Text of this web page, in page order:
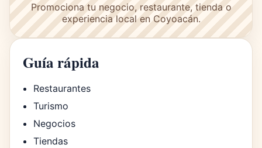
Promociona tu negocio, restaurante, tienda o
experiencia local en Coyoacán.
Guía rápida
Restaurantes
Turismo
Negocios
Tiendas